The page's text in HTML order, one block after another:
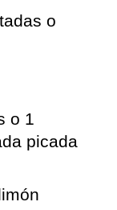
o
o 1
picada